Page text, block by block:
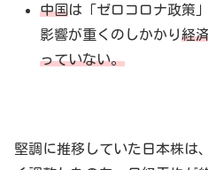
中国は「ゼロコロナ政策
影響が重くのしかかり経
っていない。
堅調に推移していた日本株は